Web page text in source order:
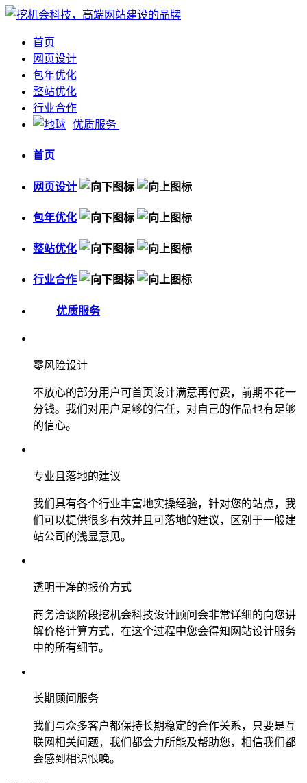
首页
网页设计
包年优化
整站优化
行业合作
优质服务
首页
网页设计
包年优化
整站优化
行业合作
优质服务
零风险设计
不放心的部分用户可首页设计满意再付费，前期不花一
分钱。我们对用户足够的信任，对自己的作品也有足够
的信心。
专业且落地的建议
我们具有各个行业丰富地实操经验，针对您的站点，我
们可以提供很多有效并且可落地的建议，区别于一般建
站公司的浅显意见。
透明干净的报价方式
商务洽谈阶段挖机会科技设计顾问会非常详细的向您讲
解价格计算方式，在这个过程中您会得知网站设计服务
中的所有细节。
长期顾问服务
我们与众多客户都保持长期稳定的合作关系，只要是互
联网相关问题，我们都会力所能及帮助您，相信我们都
会感到相识恨晚。